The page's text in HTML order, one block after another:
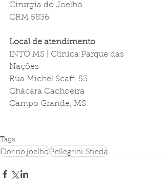
Cirurgia do Joelho
CRM 5836
Local de atendimento
INTO MS | Clínica Parque das
Nações
Rua Michel Scaff, 53
Chácara Cachoeira
Campo Grande, MS
Tags:
Dor no joelhoPellegrini-Stieda